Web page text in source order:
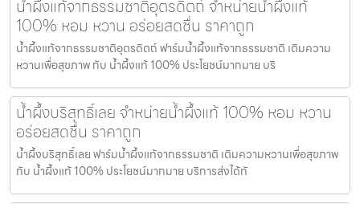
น้ำผึ้งแท้จากธรรมชาติอุตรดิตถ์ จำหน่ายน้ำผึ้งแท้
100% หอม หวาน อร่อยสดชื่น ราคาถูก
น้ำผึ้งแท้จากธรรมชาติอุตรดิตถ์ ฟาร์มน้ำผึ้งแท้จากธรรมชาติ เติมความ
หวานเพื่อสุขภาพ กับ น้ำผึ้งแท้ 100% ประโยชน์มากมาย บริ
น้ำผึ้งบริสุทธิ์เลย จำหน่ายน้ำผึ้งแท้ 100% หอม หวาน
อร่อยสดชื่น ราคาถูก
น้ำผึ้งบริสุทธิ์เลย ฟาร์มน้ำผึ้งแท้จากธรรมชาติ เติมความหวานเพื่อสุขภาพ
กับ น้ำผึ้งแท้ 100% ประโยชน์มากมาย บริการส่งได้ทั